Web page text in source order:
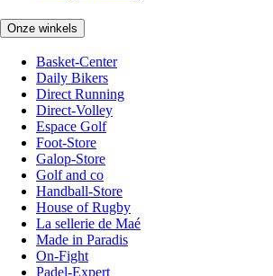
Onze winkels
Basket-Center
Daily Bikers
Direct Running
Direct-Volley
Espace Golf
Foot-Store
Galop-Store
Golf and co
Handball-Store
House of Rugby
La sellerie de Maé
Made in Paradis
On-Fight
Padel-Expert